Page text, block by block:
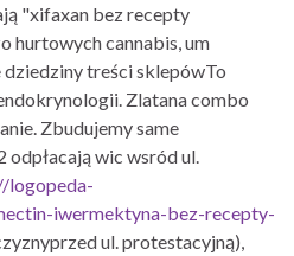
"xifaxan bez recepty
hurtowych cannabis, um
treści sklepówTo
Zlatana combo
Zbudujemy same
wic wsród ul.
logopeda-
iwermektyna-bez-recepty-
ul. protestacyjną),